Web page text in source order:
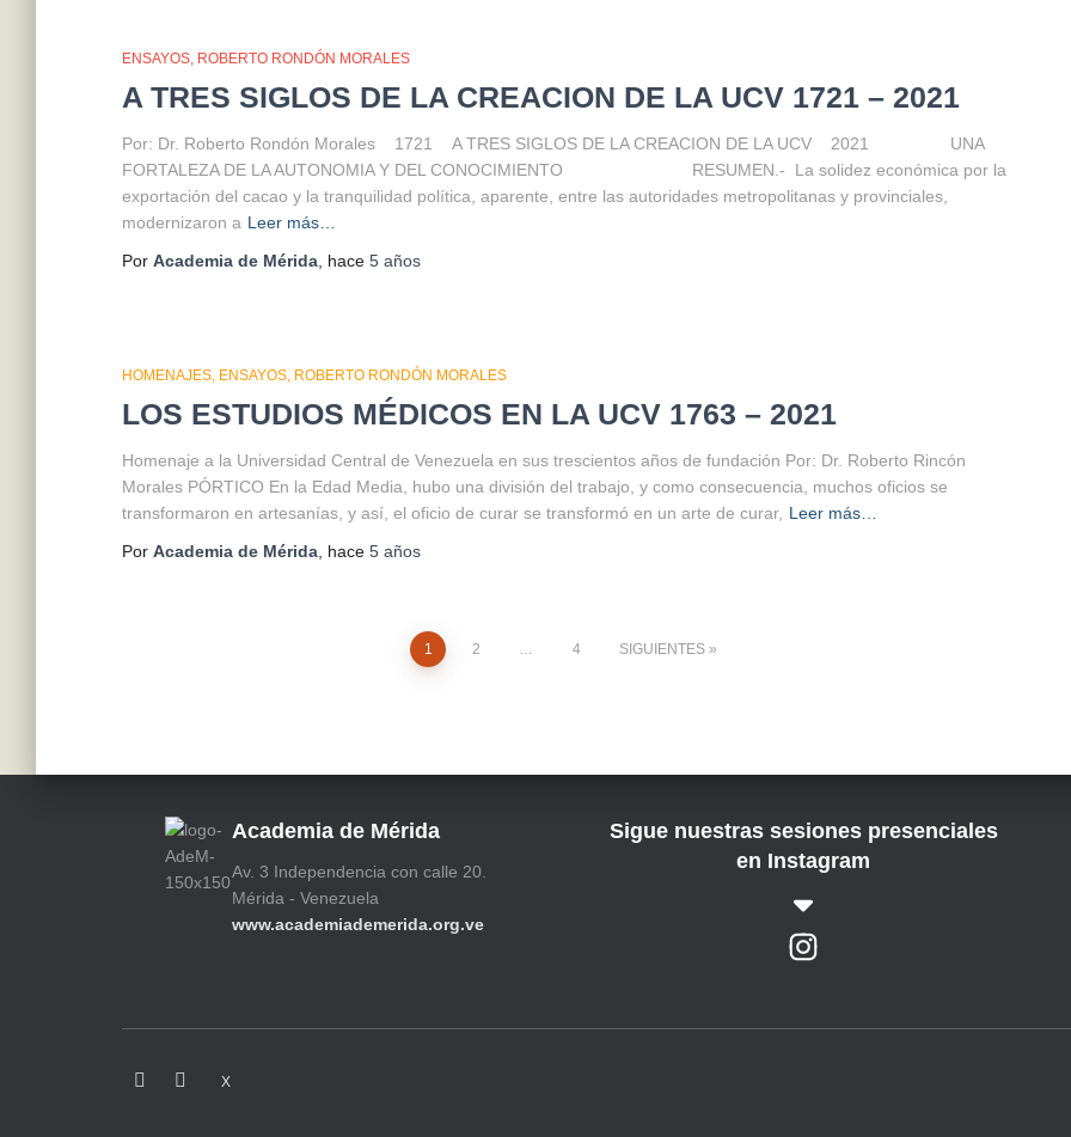
ENSAYOS ROBERTO RONDÓN MORALES
A TRES SIGLOS DE LA CREACION DE LA UCV 1721 – 2021
Por: Dr. Roberto Rondón Morales 1721 A TRES SIGLOS DE LA CREACION DE LA UCV 2021 UNA
FORTALEZA DE LA AUTONOMIA Y DEL CONOCIMIENTO RESUMEN.- La solidez económica por la
exportación del cacao y la tranquilidad política, aparente, entre las autoridades metropolitanas y provinciales,
modernizaron a Leer más…
Por Academia de Mérida , hace 5 años
HOMENAJES ENSAYOS ROBERTO RONDÓN MORALES
LOS ESTUDIOS MÉDICOS EN LA UCV 1763 – 2021
Homenaje a la Universidad Central de Venezuela en sus trescientos años de fundación Por: Dr. Roberto Rincón
Morales PÓRTICO En la Edad Media, hubo una división del trabajo, y como consecuencia, muchos oficios se
transformaron en artesanías, y así, el oficio de curar se transformó en un arte de curar, Leer más…
Por Academia de Mérida , hace 5 años
entradas
1 2 … 4 SIGUIENTES
Academia de Mérida
Av. 3 Independencia con calle 20.
Mérida - Venezuela
www.academiademerida.org.ve
Sigue nuestras sesiones presenciales
en Instagram
X